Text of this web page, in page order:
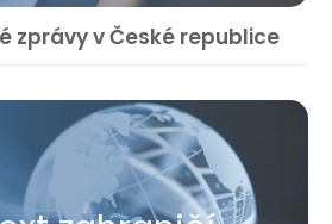
zprávy v České republice